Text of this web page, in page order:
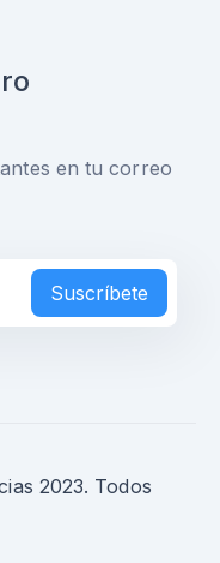
en tu correo
Suscríbete
2023. Todos